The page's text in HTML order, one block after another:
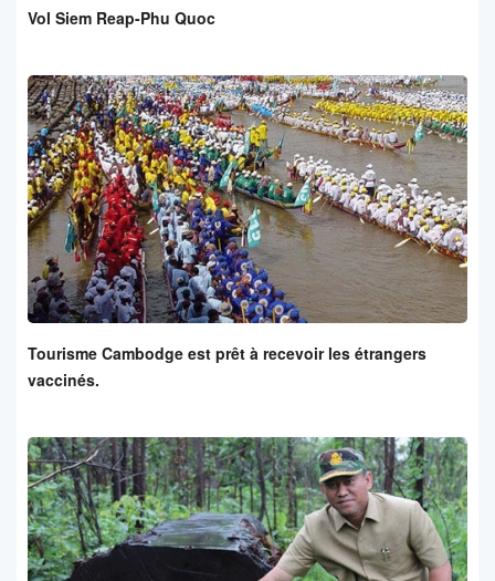
Vol Siem Reap-Phu Quoc
Tourisme Cambodge est prêt à recevoir les étrangers
vaccinés.